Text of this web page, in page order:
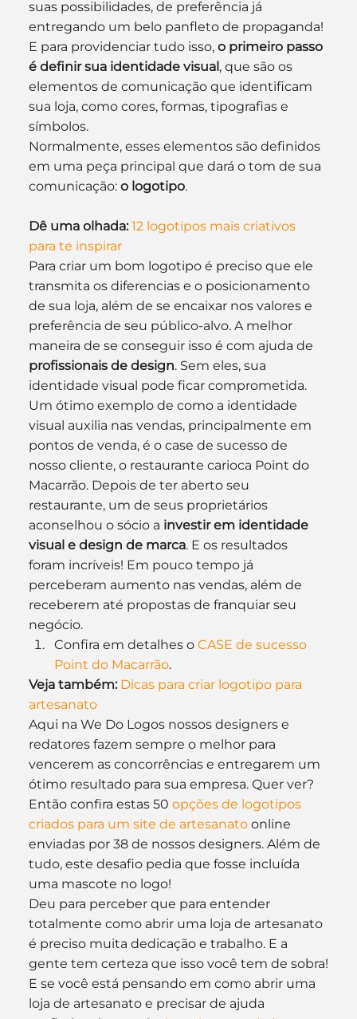
suas possibilidades, de preferência já
entregando um belo panfleto de propaganda!
E para providenciar tudo isso, o primeiro passo
é definir sua identidade visual, que são os
elementos de comunicação que identificam
sua loja, como cores, formas, tipografias e
símbolos.
Normalmente, esses elementos são definidos
em uma peça principal que dará o tom de sua
comunicação: o logotipo.
Dê uma olhada: 12 logotipos mais criativos
para te inspirar
Para criar um bom logotipo é preciso que ele
transmita os diferencias e o posicionamento
de sua loja, além de se encaixar nos valores e
preferência de seu público-alvo. A melhor
maneira de se conseguir isso é com ajuda de
profissionais de design. Sem eles, sua
identidade visual pode ficar comprometida.
Um ótimo exemplo de como a identidade
visual auxilia nas vendas, principalmente em
pontos de venda, é o case de sucesso de
nosso cliente, o restaurante carioca Point do
Macarrão. Depois de ter aberto seu
restaurante, um de seus proprietários
aconselhou o sócio a investir em identidade
visual e design de marca. E os resultados
foram incríveis! Em pouco tempo já
perceberam aumento nas vendas, além de
receberem até propostas de franquiar seu
negócio.
Confira em detalhes o CASE de sucesso
Point do Macarrão.
Veja também: Dicas para criar logotipo para
artesanato
Aqui na We Do Logos nossos designers e
redatores fazem sempre o melhor para
vencerem as concorrências e entregarem um
ótimo resultado para sua empresa. Quer ver?
Então confira estas 50 opções de logotipos
criados para um site de artesanato online
enviadas por 38 de nossos designers. Além de
tudo, este desafio pedia que fosse incluída
uma mascote no logo!
Deu para perceber que para entender
totalmente como abrir uma loja de artesanato
é preciso muita dedicação e trabalho. E a
gente tem certeza que isso você tem de sobra!
E se você está pensando em como abrir uma
loja de artesanato e precisar de ajuda